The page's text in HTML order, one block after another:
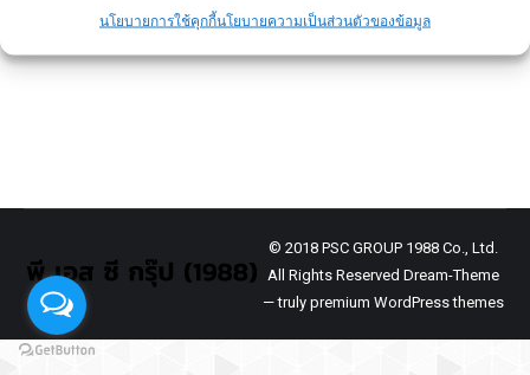
นโยบายการใช้คุกกี้นโยบายความเป็นส่วนตัวของข้อมูล
ข่าวประชาสัมพันธ์ By August 2, 2023
เสาเข็มเป็นหนึ่งในปัจจัยสำคัญที่ใช้พิจารณาใน
© 2018 PSC GROUP 1988 Co., Ltd.
All Rights Reserved Dream-Theme
— truly premium WordPress themes